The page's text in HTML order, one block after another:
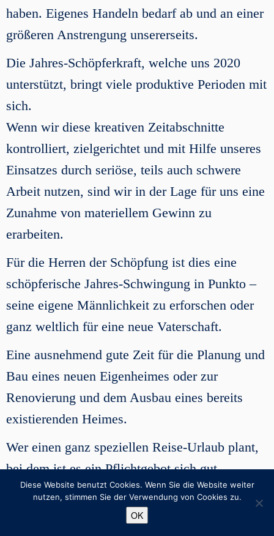
haben. Eigenes Handeln bedarf ab und an einer
größeren Anstrengung unsererseits.
Die Jahres-Schöpferkraft, welche uns 2020
unterstützt, bringt viele produktive Perioden mit
sich.
Wenn wir diese kreativen Zeitabschnitte
kontrolliert, zielgerichtet und mit Hilfe unseres
Einsatzes durch seriöse, teils auch schwere
Arbeit nutzen, sind wir in der Lage für uns eine
Zunahme von materiellem Gewinn zu
erarbeiten.
Für die Herren der Schöpfung ist dies eine
schöpferische Jahres-Schwingung in Punkto –
seine eigene Männlichkeit zu erforschen oder
ganz weltlich für eine neue Vaterschaft.
Eine ausnehmend gute Zeit für die Planung und
Bau eines neuen Eigenheimes oder zur
Renovierung und dem Ausbau eines bereits
existierenden Heimes.
Wer einen ganz speziellen Reise-Urlaub plant,
bei dem ist es ein Pflichtgebot sich gut
vorzubereiten und auch das Geld dafür
Diese Website benutzt Cookies. Wenn Sie die Website weiter
nutzen, stimmen Sie der Verwendung von Cookies zu.
OK